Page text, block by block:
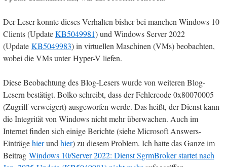
Der Leser konnte dieses Verhalten bisher bei manchen Windows 10
Clients (UpdateKB5049981) und Windows Server 2022
(Update KB5049983) in virtuellen Maschinen (VMs) beobachten,
wobei die VMs unter Hyper-V liefen.
Diese Beobachtung des Blog-Lesers wurde von weiteren Blog-
Lesern bestätigt. Bolko schreibt, dass der Fehlercode 0x80070005
(Zugriff verweigert) ausgeworfen werde. Das heißt, der Dienst kann
die Integrität von Windows nicht mehr überwachen. Auch im
Internet finden sich einige Berichte (siehe Microsoft Answers-
Einträgehierundhier) zu diesem Problem. Ich hatte das Ganze im
Beitrag Windows 10/Server 2022: Dienst SgrmBroker startet nach